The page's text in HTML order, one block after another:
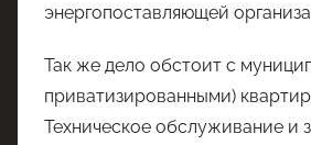
энергопоставляющей
Так же дело обстоит с
приватизированными)
Техническое обслуживание и